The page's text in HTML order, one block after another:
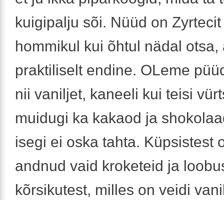
kuigipalju sõi. Nüüd on
hommikul kui õhtul nädal otsa,
praktiliselt endine. OLeme
nii vaniljet, kaneeli kui teisi
muidugi ka kakaod ja
isegi ei oska tahta. Küpsistest
andnud vaid kroketeid ja
kõrsikutest, milles on veidi